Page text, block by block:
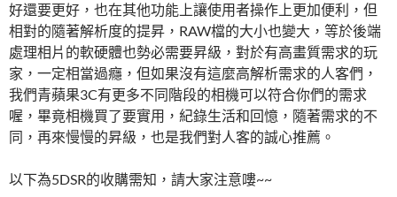
好還要更好，也在其他功能上讓使用者操作上更加便利，但
相對的隨著解析度的提昇，RAW檔的大小也變大，等於後端
處理相片的軟硬體也勢必需要昇級，對於有高畫質需求的玩
家，一定相當過癮，但如果沒有這麼高解析需求的人客們，
我們青蘋果3C有更多不同階段的相機可以符合你們的需求
喔，畢竟相機買了要實用，紀錄生活和回憶，隨著需求的不
同，再來慢慢的昇級，也是我們對人客的誠心推薦。
以下為5DSR的收購需知，請大家注意嘍~~